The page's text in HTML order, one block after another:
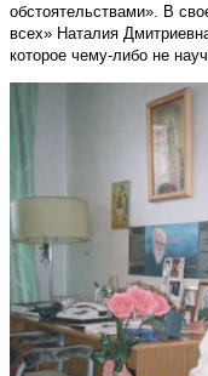
обстоятельствами». В
всех» Наталия
которое чему-либо не